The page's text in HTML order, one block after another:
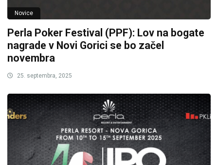
Novice
Perla Poker Festival (PPF): Lov na bogate
nagrade v Novi Gorici se bo začel
novembra
25. septembra, 2025